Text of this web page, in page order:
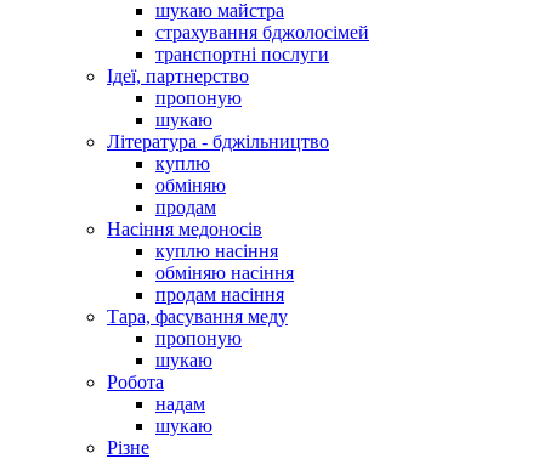
шукаю майстра
страхування бджолосімей
транспортні послуги
Ідеї, партнерство
пропоную
шукаю
Література - бджільництво
куплю
обміняю
продам
Насіння медоносів
куплю насіння
обміняю насіння
продам насіння
Тара, фасування меду
пропоную
шукаю
Робота
надам
шукаю
Різне